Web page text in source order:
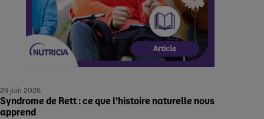
29 juin 2026
Syndrome de Rett : ce que l’histoire naturelle nous
apprend